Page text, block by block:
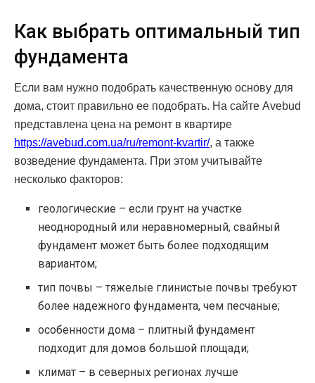
Как выбрать оптимальный тип
фундамента
Если вам нужно подобрать качественную основу для
дома, стоит правильно ее подобрать. На сайте Avebud
представлена цена на ремонт в квартире
https://avebud.com.ua/ru/remont-kvartir/, а также
возведение фундамента. При этом учитывайте
несколько факторов:
геологические – если грунт на участке
неоднородный или неравномерный, свайный
фундамент может быть более подходящим
вариантом;
тип почвы – тяжелые глинистые почвы требуют
более надежного фундамента, чем песчаные;
особенности дома – плитный фундамент
подходит для домов большой площади;
климат – в северных регионах лучше